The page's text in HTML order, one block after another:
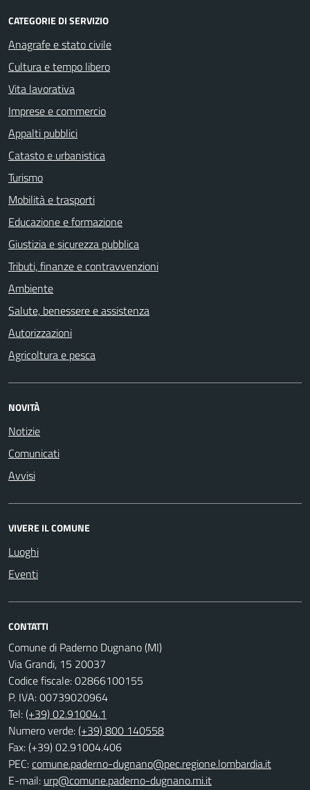
CATEGORIE DI SERVIZIO
Anagrafe e stato civile
Cultura e tempo libero
Vita lavorativa
Imprese e commercio
Appalti pubblici
Catasto e urbanistica
Turismo
Mobilità e trasporti
Educazione e formazione
Giustizia e sicurezza pubblica
Tributi, finanze e contravvenzioni
Ambiente
Salute, benessere e assistenza
Autorizzazioni
Agricoltura e pesca
NOVITÀ
Notizie
Comunicati
Avvisi
VIVERE IL COMUNE
Luoghi
Eventi
CONTATTI
Comune di Paderno Dugnano (MI)
Via Grandi, 15 20037
Codice fiscale: 02866100155
P. IVA: 00739020964
Tel:(+39) 02.91004.1
Numero verde:(+39) 800 140558
Fax: (+39) 02.91004.406
PEC:comune.paderno-dugnano@pec.regione.lombardia.it
E-mail: urp@comune.paderno-dugnano.mi.it